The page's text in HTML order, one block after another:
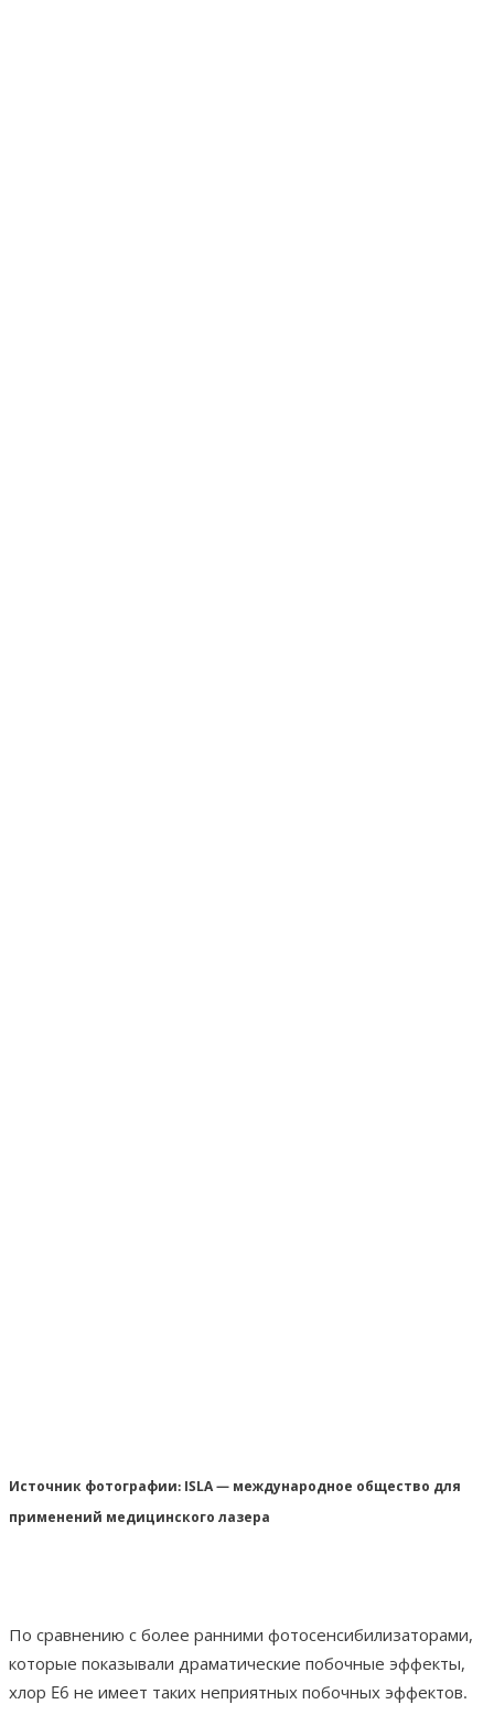
Источник фотографии: ISLA — международное общество для
применений медицинского лазера
По сравнению с более ранними фотосенсибилизаторами,
которые показывали драматические побочные эффекты,
хлор E6 не имеет таких неприятных побочных эффектов.